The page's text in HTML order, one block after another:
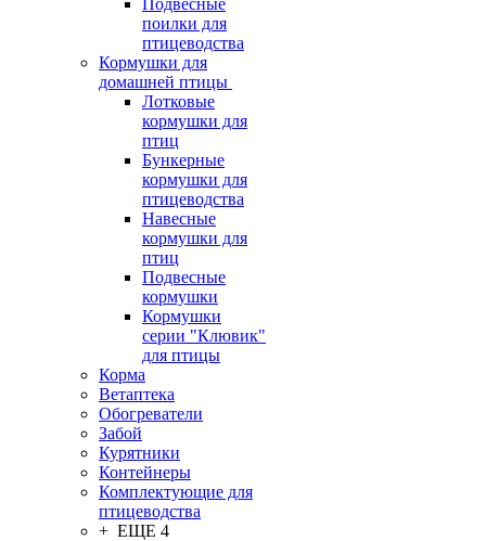
Подвесные
поилки для
птицеводства
Кормушки для
домашней птицы
Лотковые
кормушки для
птиц
Бункерные
кормушки для
птицеводства
Навесные
кормушки для
птиц
Подвесные
кормушки
Кормушки
серии "Клювик"
для птицы
Корма
Ветаптека
Обогреватели
Забой
Курятники
Контейнеры
Комплектующие для
птицеводства
+ ЕЩЕ 4